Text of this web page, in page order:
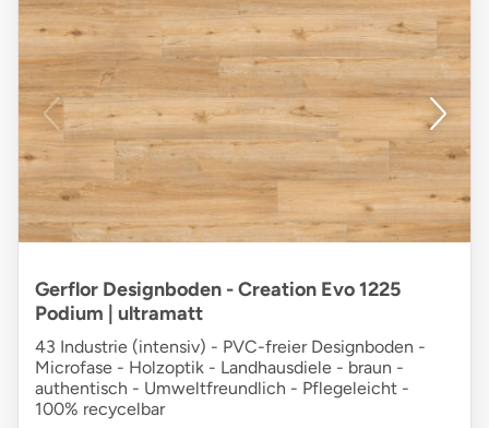
Gerflor Designboden - Creation Evo 1225
Podium | ultramatt
43 Industrie (intensiv) - PVC-freier Designboden -
Microfase - Holzoptik - Landhausdiele - braun -
authentisch - Umweltfreundlich - Pflegeleicht -
100% recycelbar